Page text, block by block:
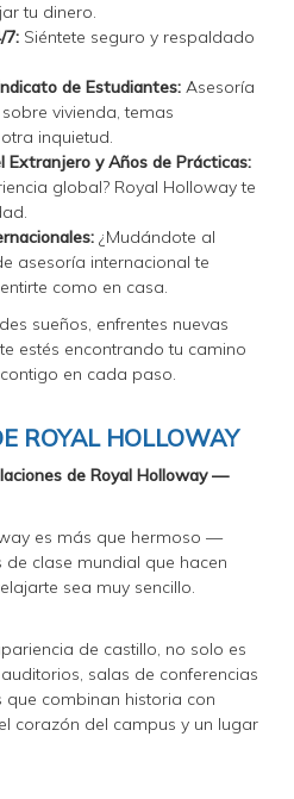
tu dinero.
7: Siéntete seguro y respaldado
de Estudiantes: Asesoría
vivienda, temas
inquietud.
Extranjero y Años de Prácticas:
global? Royal Holloway te
¿Mudándote al
asesoría internacional te
como en casa.
sueños, enfrentes nuevas
estés encontrando tu camino
en cada paso.
ROYAL HOLLOWAY
de Royal Holloway —
es más que hermoso —
clase mundial que hacen
sea muy sencillo.
de castillo, no solo es
salas de conferencias
que combinan historia con
corazón del campus y un lugar